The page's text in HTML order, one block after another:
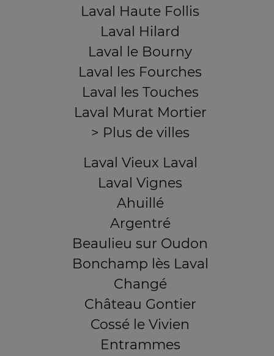
Laval Haute Follis
Laval Hilard
Laval le Bourny
Laval les Fourches
Laval les Touches
Laval Murat Mortier
> Plus de villes
Laval Vieux Laval
Laval Vignes
Ahuillé
Argentré
Beaulieu sur Oudon
Bonchamp lès Laval
Changé
Château Gontier
Cossé le Vivien
Entrammes